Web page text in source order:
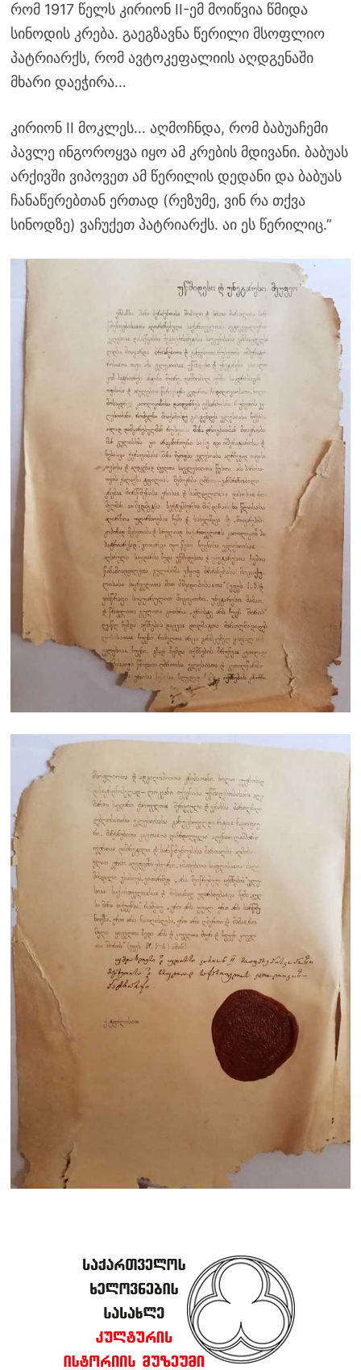
რომ 1917 წელს კირიონ II-ემ მოიწვია წმიდა
სინოდის კრება. გაეგზავნა წერილი მსოფლიო
პატრიარქს, რომ ავტოკეფალიის აღდგენაში
მხარი დაეჭირა…
კირიონ II მოკლეს… აღმოჩნდა, რომ ბაბუაჩემი
პავლე ინგოროყვა იყო ამ კრების მდივანი. ბაბუას
არქივში ვიპოვეთ ამ წერილის დედანი და ბაბუას
ჩანაწერებთან ერთად (რეზუმე, ვინ რა თქვა
სინოდზე) ვაჩუქეთ პატრიარქს. აი ეს წერილიც.”